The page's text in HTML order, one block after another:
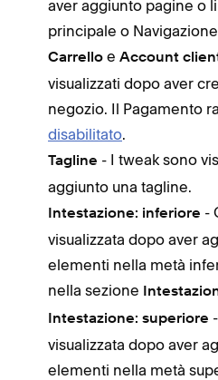
aver aggiunto pagine o
principale o
Carrello e Account
visualizzati dopo aver
negozio. Il Pagamento
disabilitato.
Tagline - I tweak sono
aggiunto una tagline.
Intestazione: inferiore -
visualizzata dopo aver
elementi nella metà
nella sezione
Intestazione: superiore
visualizzata dopo aver
elementi nella metà